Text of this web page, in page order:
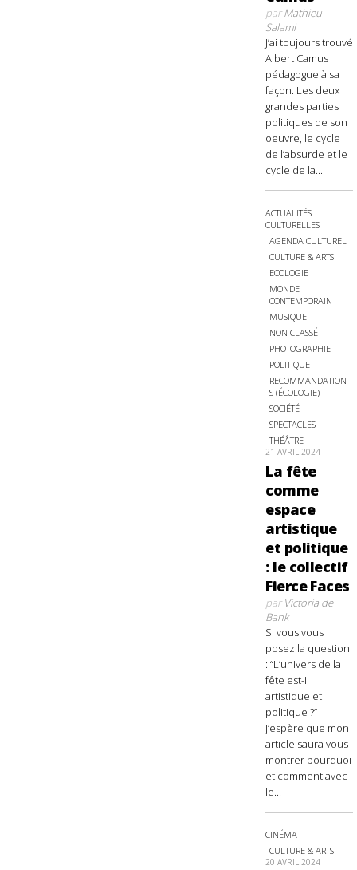
parMathieu
Salami
J’ai toujours trouvé
Albert Camus
pédagogue à sa
façon. Les deux
grandes parties
politiques de son
oeuvre, le cycle
de l’absurde et le
cycle de la...
ACTUALITÉS
CULTURELLES
AGENDA CULTUREL
CULTURE & ARTS
ECOLOGIE
MONDE
CONTEMPORAIN
MUSIQUE
NON CLASSÉ
PHOTOGRAPHIE
POLITIQUE
RECOMMANDATION
S (ÉCOLOGIE)
SOCIÉTÉ
SPECTACLES
THÉÂTRE
21 AVRIL 2024
La fête
comme
espace
artistique
et politique
: le collectif
Fierce Faces
parVictoria de
Bank
Si vous vous
posez la question
: “L’univers de la
fête est-il
artistique et
politique ?”
J’espère que mon
article saura vous
montrer pourquoi
et comment avec
le...
CINÉMA
CULTURE & ARTS
20 AVRIL 2024